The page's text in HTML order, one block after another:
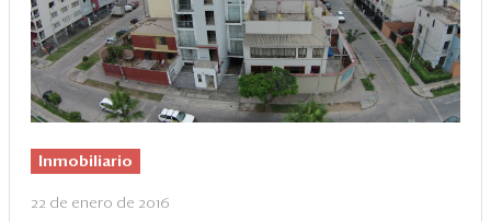
Management
Economía y Finanzas
Legal y Política
Eventos
Inmobiliario
22 de enero de 2016